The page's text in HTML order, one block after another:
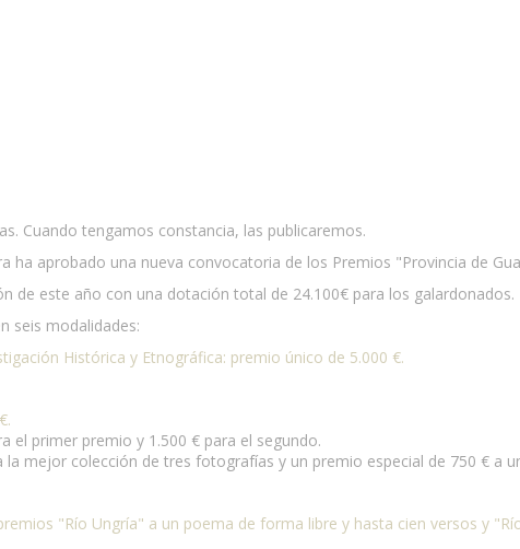
Cuando tengamos constancia, las publicaremos.
ha aprobado una nueva convocatoria de los Premios "Provincia de
de este año con una dotación total de 24.100€ para los galardonados.
seis modalidades:
Histórica y Etnográfica: premio único de 5.000 €.
el primer premio y 1.500 € para el segundo.
mejor colección de tres fotografías y un premio especial de 750 € a
"Río Ungría" a un poema de forma libre y hasta cien versos y